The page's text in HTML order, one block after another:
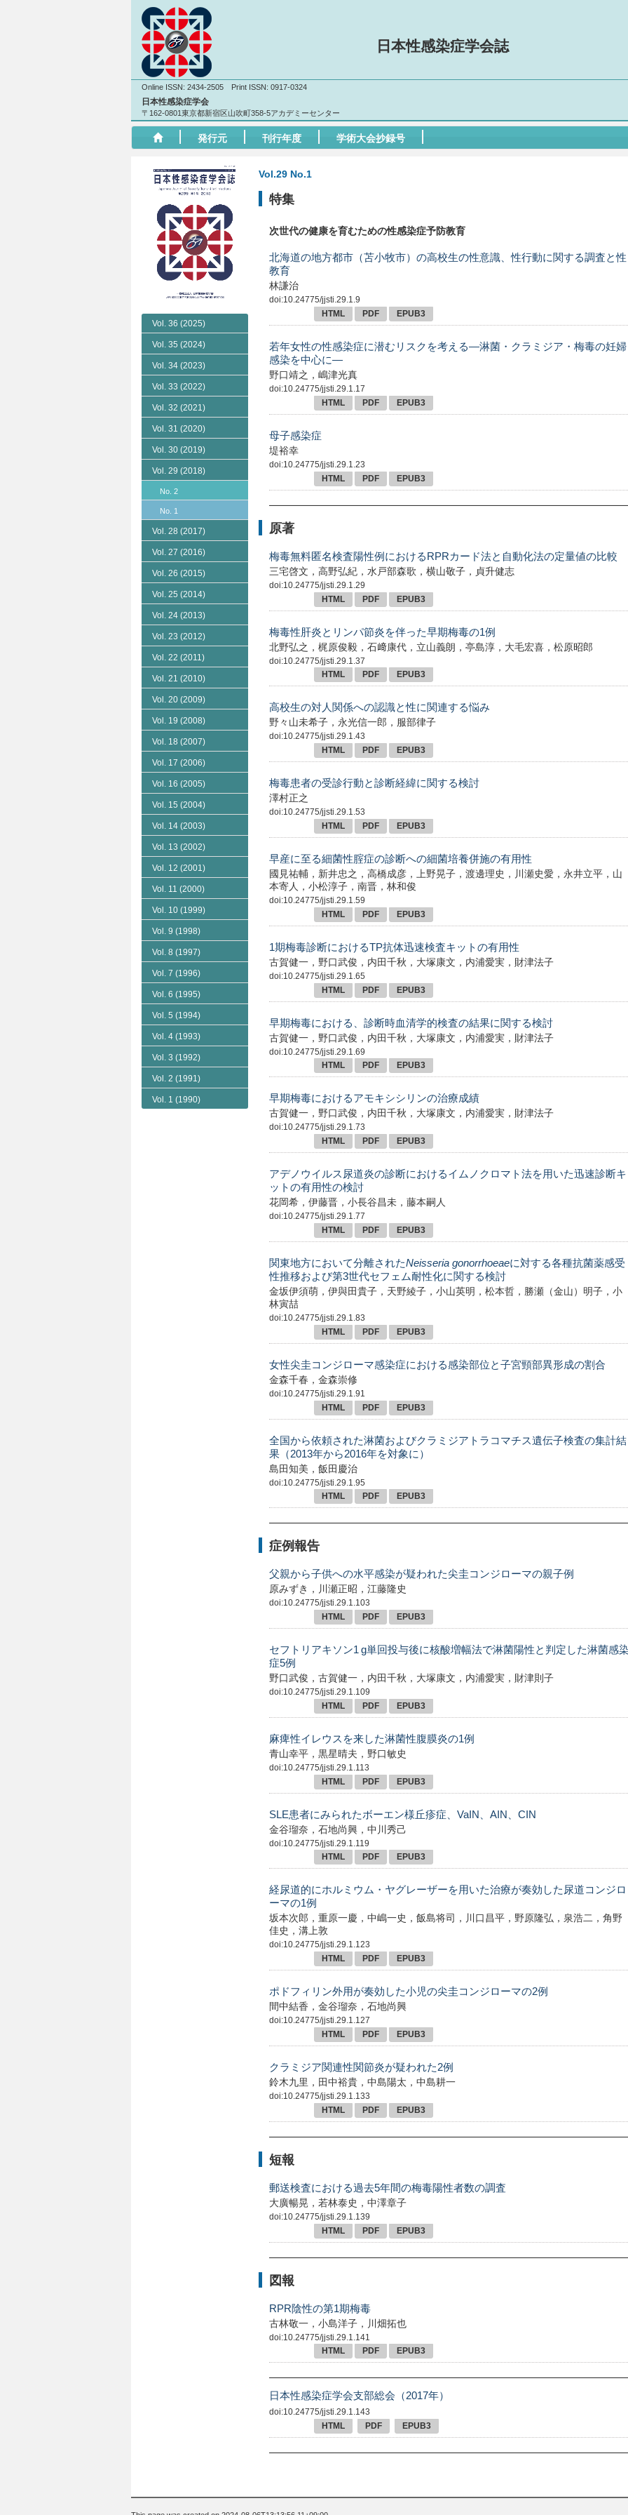
日本性感染症学会誌
Online ISSN: 2434-2505 Print ISSN: 0917-0324
日本性感染症学会
〒162-0801東京都新宿区山吹町358-5アカデミーセンター
発行元 刊行年度 学術大会抄録号
Vol. 36 (2025)
Vol. 35 (2024)
Vol. 34 (2023)
Vol. 33 (2022)
Vol. 32 (2021)
Vol. 31 (2020)
Vol. 30 (2019)
Vol. 29 (2018)
No. 2
No. 1
Vol. 28 (2017)
Vol. 27 (2016)
Vol. 26 (2015)
Vol. 25 (2014)
Vol. 24 (2013)
Vol. 23 (2012)
Vol. 22 (2011)
Vol. 21 (2010)
Vol. 20 (2009)
Vol. 19 (2008)
Vol. 18 (2007)
Vol. 17 (2006)
Vol. 16 (2005)
Vol. 15 (2004)
Vol. 14 (2003)
Vol. 13 (2002)
Vol. 12 (2001)
Vol. 11 (2000)
Vol. 10 (1999)
Vol. 9 (1998)
Vol. 8 (1997)
Vol. 7 (1996)
Vol. 6 (1995)
Vol. 5 (1994)
Vol. 4 (1993)
Vol. 3 (1992)
Vol. 2 (1991)
Vol. 1 (1990)
Vol.29 No.1
特集
次世代の健康を育むための性感染症予防教育
北海道の地方都市（苫小牧市）の高校生の性意識、性行動に関する調査と性
教育
林謙治
doi:10.24775/jjsti.29.1.9
HTML
PDF EPUB3
若年女性の性感染症に潜むリスクを考える—淋菌・クラミジア・梅毒の妊婦
感染を中心に—
野口靖之，嶋津光真
doi:10.24775/jjsti.29.1.17
HTML
PDF EPUB3
母子感染症
堤裕幸
doi:10.24775/jjsti.29.1.23
HTML
PDF EPUB3
原著
梅毒無料匿名検査陽性例におけるRPRカード法と自動化法の定量値の比較
三宅啓文，高野弘紀，水戸部森歌，横山敬子，貞升健志
doi:10.24775/jjsti.29.1.29
HTML
PDF EPUB3
梅毒性肝炎とリンパ節炎を伴った早期梅毒の1例
北野弘之，梶原俊毅，石﨑康代，立山義朗，亭島淳，大毛宏喜，松原昭郎
doi:10.24775/jjsti.29.1.37
HTML
PDF EPUB3
高校生の対人関係への認識と性に関連する悩み
野々山未希子，永光信一郎，服部律子
doi:10.24775/jjsti.29.1.43
HTML
PDF EPUB3
梅毒患者の受診行動と診断経緯に関する検討
澤村正之
doi:10.24775/jjsti.29.1.53
HTML
PDF EPUB3
早産に至る細菌性腟症の診断への細菌培養併施の有用性
國見祐輔，新井忠之，高橋成彦，上野晃子，渡邊理史，川瀬史愛，永井立平，山
本寄人，小松淳子，南晋，林和俊
doi:10.24775/jjsti.29.1.59
HTML
PDF EPUB3
1期梅毒診断におけるTP抗体迅速検査キットの有用性
古賀健一，野口武俊，内田千秋，大塚康文，内浦愛実，財津法子
doi:10.24775/jjsti.29.1.65
HTML
PDF EPUB3
早期梅毒における、診断時血清学的検査の結果に関する検討
古賀健一，野口武俊，内田千秋，大塚康文，内浦愛実，財津法子
doi:10.24775/jjsti.29.1.69
HTML
PDF EPUB3
早期梅毒におけるアモキシシリンの治療成績
古賀健一，野口武俊，内田千秋，大塚康文，内浦愛実，財津法子
doi:10.24775/jjsti.29.1.73
HTML
PDF EPUB3
アデノウイルス尿道炎の診断におけるイムノクロマト法を用いた迅速診断キ
ットの有用性の検討
花岡希，伊藤晋，小長谷昌未，藤本嗣人
doi:10.24775/jjsti.29.1.77
HTML
PDF EPUB3
関東地方において分離されたNeisseria gonorrhoeaeに対する各種抗菌薬感受
性推移および第3世代セフェム耐性化に関する検討
金坂伊須萌，伊與田貴子，天野綾子，小山英明，松本哲，勝瀬（金山）明子，小
林寅喆
doi:10.24775/jjsti.29.1.83
HTML
PDF EPUB3
女性尖圭コンジローマ感染症における感染部位と子宮頸部異形成の割合
金森千春，金森崇修
doi:10.24775/jjsti.29.1.91
HTML
PDF EPUB3
全国から依頼された淋菌およびクラミジアトラコマチス遺伝子検査の集計結
果（2013年から2016年を対象に）
島田知美，飯田慶治
doi:10.24775/jjsti.29.1.95
HTML
PDF EPUB3
症例報告
父親から子供への水平感染が疑われた尖圭コンジローマの親子例
原みずき，川瀬正昭，江藤隆史
doi:10.24775/jjsti.29.1.103
HTML
PDF EPUB3
セフトリアキソン1 g単回投与後に核酸増幅法で淋菌陽性と判定した淋菌感
症5例
野口武俊，古賀健一，内田千秋，大塚康文，内浦愛実，財津則子
doi:10.24775/jjsti.29.1.109
HTML
PDF EPUB3
麻痺性イレウスを来した淋菌性腹膜炎の1例
青山幸平，黒星晴夫，野口敏史
doi:10.24775/jjsti.29.1.113
HTML
PDF EPUB3
SLE患者にみられたボーエン様丘疹症、VaIN、AIN、CIN
金谷瑠奈，石地尚興，中川秀己
doi:10.24775/jjsti.29.1.119
HTML
PDF EPUB3
経尿道的にホルミウム・ヤグレーザーを用いた治療が奏効した尿道コンジロ
ーマの1例
坂本次郎，重原一慶，中嶋一史，飯島将司，川口昌平，野原隆弘，泉浩二，角野
佳史，溝上敦
doi:10.24775/jjsti.29.1.123
HTML
PDF EPUB3
ポドフィリン外用が奏効した小児の尖圭コンジローマの2例
間中結香，金谷瑠奈，石地尚興
doi:10.24775/jjsti.29.1.127
HTML
PDF EPUB3
クラミジア関連性関節炎が疑われた2例
鈴木九里，田中裕貴，中島陽太，中島耕一
doi:10.24775/jjsti.29.1.133
HTML
PDF EPUB3
短報
郵送検査における過去5年間の梅毒陽性者数の調査
大廣暢晃，若林泰史，中澤章子
doi:10.24775/jjsti.29.1.139
HTML
PDF EPUB3
図報
RPR陰性の第1期梅毒
古林敬一，小島洋子，川畑拓也
doi:10.24775/jjsti.29.1.141
HTML
PDF EPUB3
日本性感染症学会支部総会（2017年）
doi:10.24775/jjsti.29.1.143
HTML
PDF EPUB3